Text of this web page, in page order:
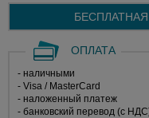
ОПЛАТА
- наличными
- Visa / MasterCard
- наложенный платеж
- банковский перевод (с